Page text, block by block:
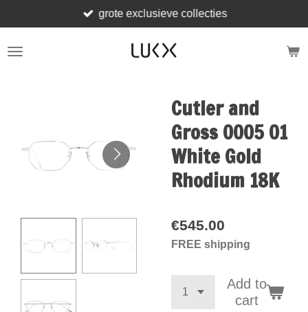
to
main
grote exclusieve collecties
Cutler and
Gross 0005 01
White Gold
Rhodium 18K
€545.00
FREE shipping
Add to
cart